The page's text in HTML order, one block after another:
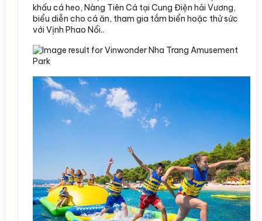
khấu cá heo, Nàng Tiên Cá tại Cung Điện hải Vương,
biểu diễn cho cá ăn, tham gia tắm biển hoặc thử sức
với Vịnh Phao Nổi..